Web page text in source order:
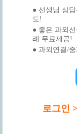
● 선생님 상
도!
● 좋은 과외
례 무료제공!
● 과외연결/
로그인